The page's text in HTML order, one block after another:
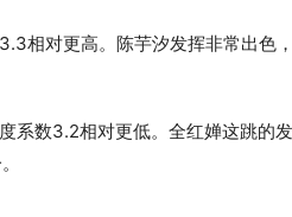
相对更高。陈芋汐发挥非常出色
系数3.2相对更低。全红婵这跳的